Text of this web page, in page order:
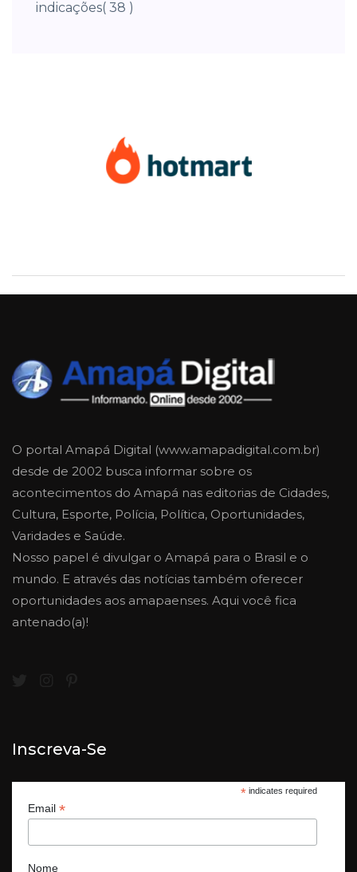
indicações( 38 )
O portal Amapá Digital (www.amapadigital.com.br)
desde de 2002 busca informar sobre os
acontecimentos do Amapá nas editorias de Cidades,
Cultura, Esporte, Polícia, Política, Oportunidades,
Varidades e Saúde.
Nosso papel é divulgar o Amapá para o Brasil e o
mundo. E através das notícias também oferecer
oportunidades aos amapaenses. Aqui você fica
antenado(a)!
Inscreva-Se
*indicates required
Email *
Nome